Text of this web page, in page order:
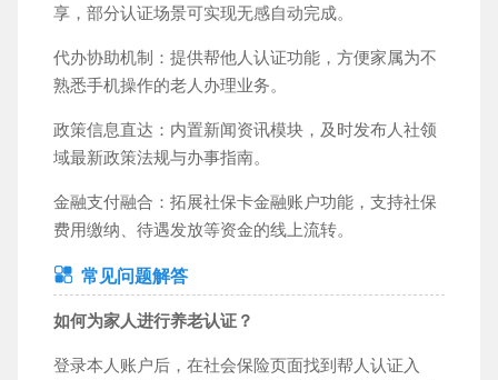
享，部分认证场景可实现无感自动完成。
代办协助机制：提供帮他人认证功能，方便家属为不
熟悉手机操作的老人办理业务。
政策信息直达：内置新闻资讯模块，及时发布人社领
域最新政策法规与办事指南。
金融支付融合：拓展社保卡金融账户功能，支持社保
费用缴纳、待遇发放等资金的线上流转。
常见问题解答
如何为家人进行养老认证？
登录本人账户后，在社会保险页面找到帮人认证入